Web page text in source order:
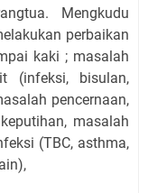
Mengkudu
perbaikan
kaki ; masalah
(infeksi, bisulan,
pencernaan,
masalah
(TBC, asthma,